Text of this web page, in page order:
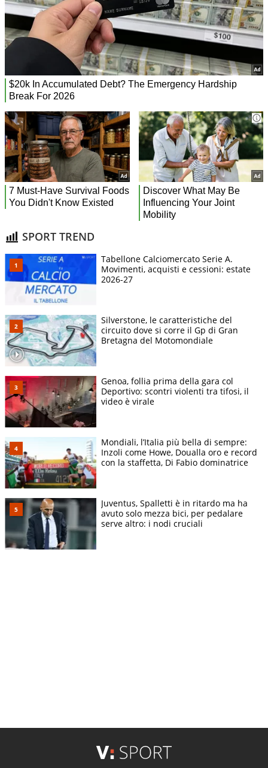
SPORT TREND
Tabellone Calciomercato Serie A.
Movimenti, acquisti e cessioni: estate
2026-27
Silverstone, le caratteristiche del
circuito dove si corre il Gp di Gran
Bretagna del Motomondiale
Genoa, follia prima della gara col
Deportivo: scontri violenti tra tifosi, il
video è virale
Mondiali, l’Italia più bella di sempre:
Inzoli come Howe, Doualla oro e record
con la staffetta, Di Fabio dominatrice
Juventus, Spalletti è in ritardo ma ha
avuto solo mezza bici, per pedalare
serve altro: i nodi cruciali